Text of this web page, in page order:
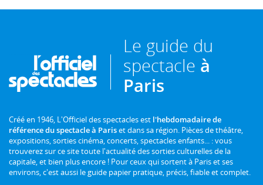
Le guide du
spectacle à
Paris
Créé en 1946, L'Officiel des spectacles est l'hebdomadaire de
référence du spectacle à Pariset dans sa région. Pièces de théâtre,
expositions, sorties cinéma, concerts, spectacles enfants... : vous
trouverez sur ce site toute l'actualité des sorties culturelles de la
capitale, et bien plus encore ! Pour ceux qui sortent à Paris et ses
environs, c'est aussi le guide papier pratique, précis, fiable et complet.